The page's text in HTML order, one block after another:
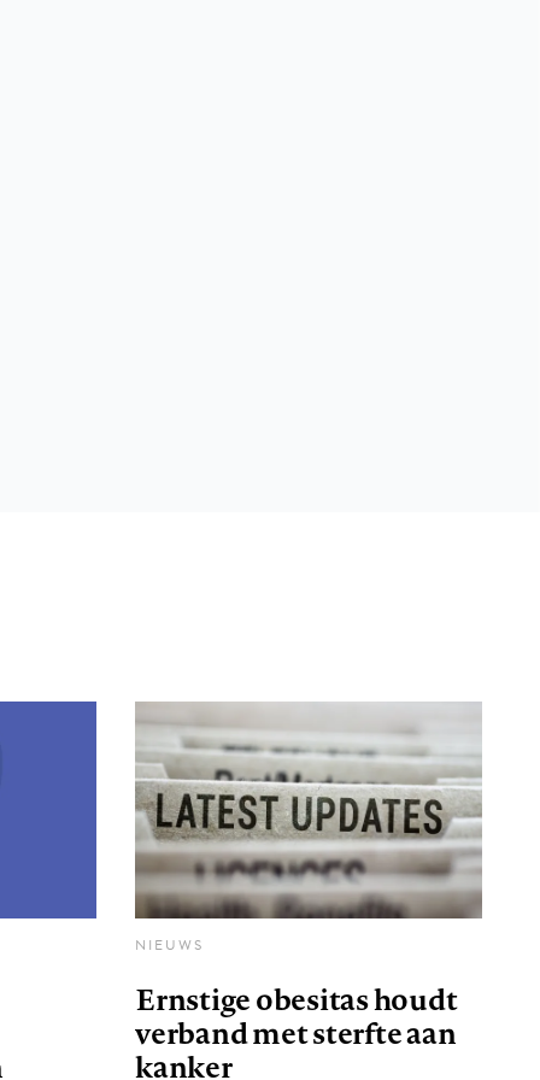
NIEUWS
Ernstige obesitas houdt
verband met sterfte aan
kanker